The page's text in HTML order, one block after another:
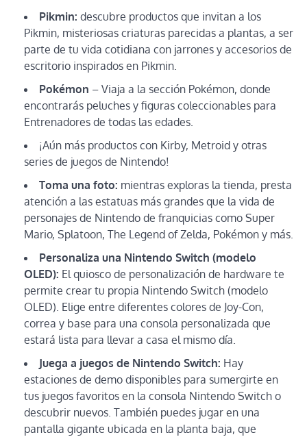
Pikmin: descubre productos que invitan a los
Pikmin, misteriosas criaturas parecidas a plantas, a ser
parte de tu vida cotidiana con jarrones y accesorios de
escritorio inspirados en Pikmin.
Pokémon – Viaja a la sección Pokémon, donde
encontrarás peluches y figuras coleccionables para
Entrenadores de todas las edades.
¡Aún más productos con Kirby, Metroid y otras
series de juegos de Nintendo!
Toma una foto: mientras exploras la tienda, presta
atención a las estatuas más grandes que la vida de
personajes de Nintendo de franquicias como Super
Mario, Splatoon, The Legend of Zelda, Pokémon y más.
Personaliza una Nintendo Switch (modelo
OLED): El quiosco de personalización de hardware te
permite crear tu propia Nintendo Switch (modelo
OLED). Elige entre diferentes colores de Joy-Con,
correa y base para una consola personalizada que
estará lista para llevar a casa el mismo día.
Juega a juegos de Nintendo Switch: Hay
estaciones de demo disponibles para sumergirte en
tus juegos favoritos en la consola Nintendo Switch o
descubrir nuevos. También puedes jugar en una
pantalla gigante ubicada en la planta baja, que